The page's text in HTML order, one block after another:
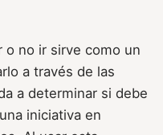
o no ir sirve como un
a través de las
a determinar si debe
iniciativa en